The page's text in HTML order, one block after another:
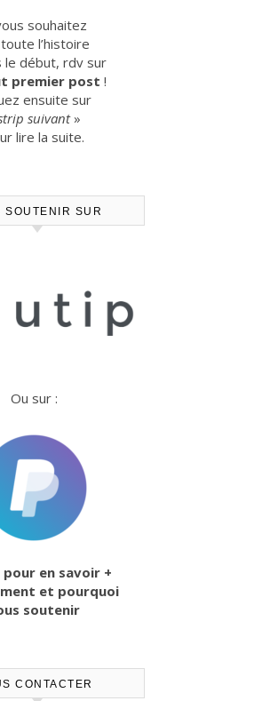
souhaitez
l’histoire
le début, rdv sur
premier post !
ensuite sur
suivant»
lire la suite.
SOUTENIR SUR
Ou sur :
pour en savoir +
et pourquoi
soutenir
CONTACTER